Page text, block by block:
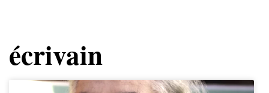
écrivain